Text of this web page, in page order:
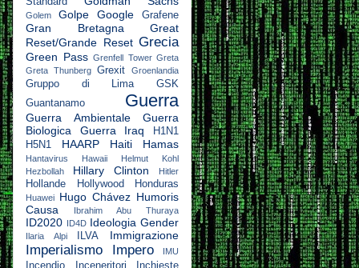
Golem Golpe Google Grafene
Gran Bretagna
Great
Reset/Grande Reset Grecia
Green Pass Grenfell Tower Greta
Greta Thunberg Grexit Groenlandia
Gruppo di Lima
GSK
Guantanamo
Guerra
Guerra Ambientale
Guerra
Biologica
Guerra Iraq
H1N1
H5N1
HAARP Haiti Hamas
Hantavirus Hawaii
Helmut Kohl
Hezbollah
Hillary Clinton Hitler
Hollande Hollywood Honduras
Huawei Hugo Chávez Humoris
Causa
Ibrahim Abu Thuraya
ID2020 ID4D Ideologia Gender
Ilaria Alpi ILVA Immigrazione
Imperialismo Impero IMU
Incendio Inceneritori Inchieste